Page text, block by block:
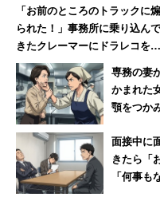
とする人が多かった。だ
私優先」で当たり前、と
のほうこそ、たまりかね
休むときの理由を会社に
への気遣いは必要だろう
なく、「自分が休んで当
と自覚することだ。「職
だけではなく自分でもある
「お前のところのトラックに煽
られた！」事務所に乗り込んで
きたクレーマーにドラレコを見
せた結果→蛇行運転が発覚し
「逃げるように去っていった」
専務の妻
かまれた
顎をつか
面接中に
きたら「
「何事も